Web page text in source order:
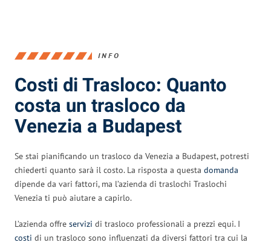
INFO
Costi di Trasloco: Quanto
costa un trasloco da
Venezia a Budapest
Se stai pianificando un trasloco da Venezia a Budapest, potresti
chiederti quanto sarà il costo. La risposta a questa domanda
dipende da vari fattori, ma l’azienda di traslochi Traslochi
Venezia ti può aiutare a capirlo.
L’azienda offre servizi di trasloco professionali a prezzi equi. I
costi di un trasloco sono influenzati da diversi fattori tra cui la